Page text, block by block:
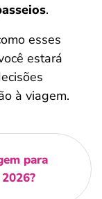
.
esses
estará
à viagem.
para